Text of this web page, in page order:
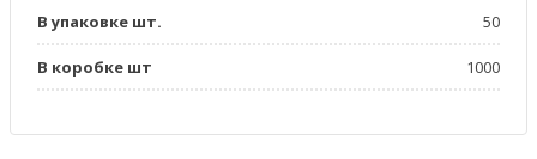
В упаковке шт. 50
В коробке шт 1000